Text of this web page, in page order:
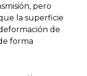
pero
la superficie
de
forma